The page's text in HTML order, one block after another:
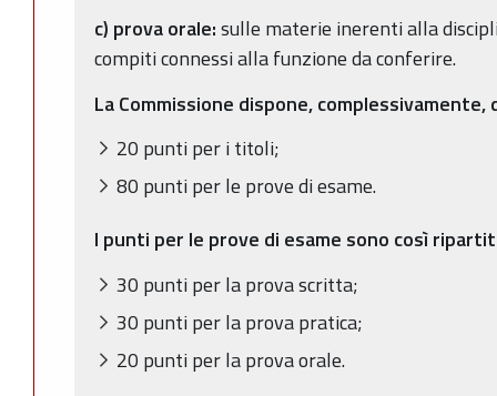
c) prova orale:sulle materie inerenti alla
compiti connessi alla funzione da conferire.
La Commissione dispone,
20 punti per i titoli;
80 punti per le prove di esame.
I punti per le prove di esame sono così
30 punti per la prova scritta;
30 punti per la prova pratica;
20 punti per la prova orale.